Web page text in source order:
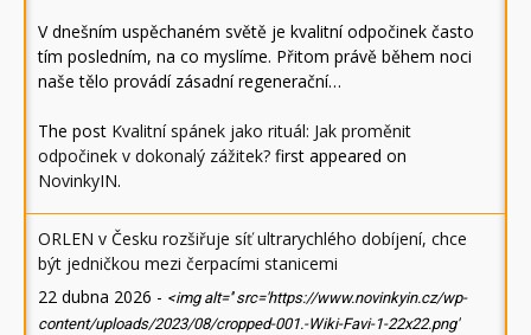
V dnešním uspěchaném světě je kvalitní odpočinek často
tím posledním, na co myslíme. Přitom právě během noci
naše tělo provádí zásadní regenerační…
The post Kvalitní spánek jako rituál: Jak proměnit
odpočinek v dokonalý zážitek? first appeared on
NovinkyIN.
ORLEN v Česku rozšiřuje síť ultrarychlého dobíjení, chce
být jedničkou mezi čerpacími stanicemi
22 dubna 2026 - <img alt='' src='https://www.novinkyin.cz/wp-
content/uploads/2023/08/cropped-001.-Wiki-Favi-1-22x22.png'